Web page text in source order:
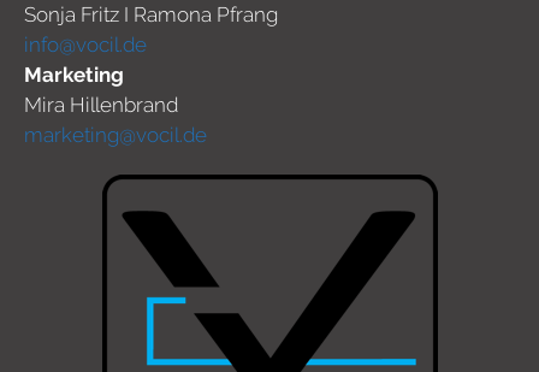
Sonja Fritz I Ramona Pfrang
info@vocil.de
Marketing
Mira Hillenbrand
marketing@vocil.de